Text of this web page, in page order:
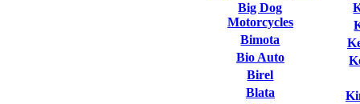
Big Dog
Motorcycles
Bimota
Bio Auto
Birel
Blata